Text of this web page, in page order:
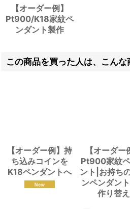
【オーダー例】
Pt900/K18家紋ペ
ンダント製作
この商品を買った人は、こん
【オーダー例】持
ち込みコインを
K18ペンダントへ
【オーダー
Pt900家紋
ント|お持ち
ンペンダン
作り替え